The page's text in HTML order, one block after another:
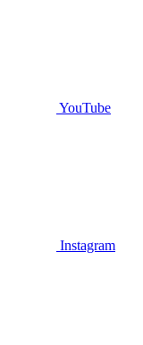
YouTube
Instagram